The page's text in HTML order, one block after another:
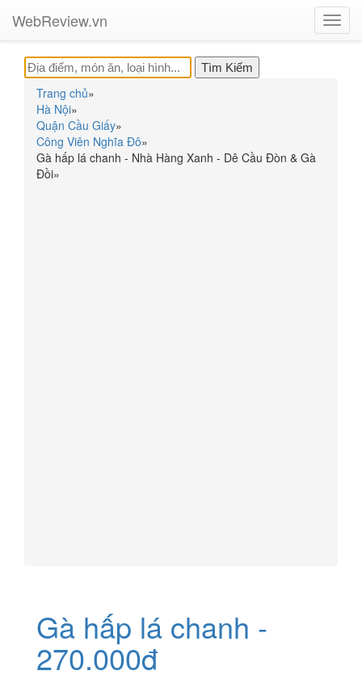
WebReview.vn
Trang chủ»
Hà Nội»
Quận Cầu Giấy»
Công Viên Nghĩa Đô»
Gà hấp lá chanh - Nhà Hàng Xanh - Dê Cầu Đòn & Gà
Đồi»
Gà hấp lá chanh -
270.000đ